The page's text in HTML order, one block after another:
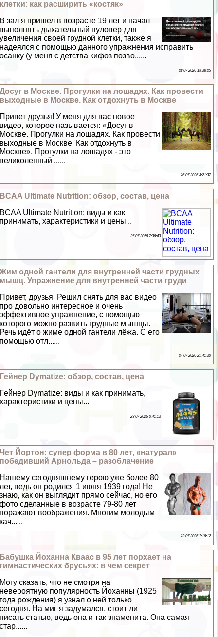
клетки: как расширить «костяк»
В зал я пришел в возрасте 19 лет и начал
выполнять дыхательный пуловер для
увеличения своей грудной клетки, также я
надеялся с помощью данного упражнения исправить
осанку (у меня с детства кифоз позво......
28 07 2026 18:38:25
Досуг в Москве. Прогулки на лошадях. Как провести
выходные в Москве. Как отдохнуть в Москве
Привет друзья! У меня для вас новое
видео, которое называется: «Досуг в
Москве. Прогулки на лошадях. Как провести
выходные в Москве. Как отдохнуть в
Москве». Прогулки на лошадях - это
великолепный ......
26 07 2026 3:21:37
BCAA Ultimate Nutrition: обзор, состав, цена
BCAA Ultimate Nutrition: виды и как
принимать, хаpaктеристики и цены...
25 07 2026 7:36:43
Жим одной гантели для внутренней части грудных
мышц. Упражнение для внутренней части гpyди
Привет, друзья! Решил снять для вас видео
про довольно интересное и очень
эффективное упражнение, с помощью
которого можно развить грудные мышцы.
Речь идёт о жиме одной гантели лёжа. С его
помощью отл......
24 07 2026 21:41:30
Гeйнер Dymatize: обзор, состав, цена
Гeйнер Dymatize: виды и как принимать,
хаpaктеристики и цены...
23 07 2026 0:41:13
Чет Йортон: супер форма в 80 лет, «натурал»
победивший Арнольда – разоблачение
Нашему сегодняшнему герою уже более 80
лет, ведь он родился 1 июня 1939 года! Не
знаю, как он выглядит прямо сейчас, но его
фото сделанные в возрасте 79-80 лет
поражают воображения. Многим молодым
кач......
22 07 2026 7:16:12
Бабушка Йоханна Кваас в 95 лет порхает на
гимнастических брусьях: в чем секрет
Могу сказать, что не смотря на
невероятную популярность Йоханны (1925
года рождения) я узнал о ней только
сегодня. На миг я задумался, стоит ли
писать статью, ведь она и так знаменита. Она самая
стар......